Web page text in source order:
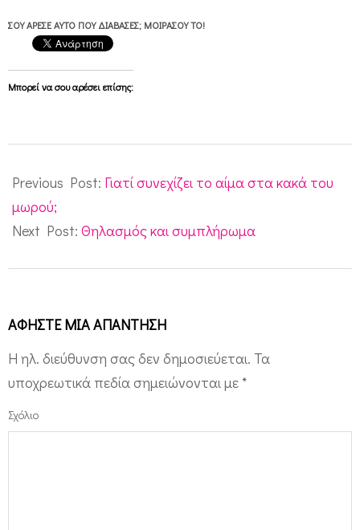
ΣΟΥ ΆΡΕΣΕ ΑΥΤΌ ΠΟΥ ΔΙΆΒΑΣΕΣ; ΜΟΙΡΆΣΟΥ ΤΟ!
Μπορεί να σου αρέσει επίσης:
11-
25
Previous Post: Γιατί συνεχίζει το αίμα στα κακά του
μωρού;
Next Post: Θηλασμός και συμπλήρωμα
ΑΦΉΣΤΕ ΜΙΑ ΑΠΆΝΤΗΣΗ
Η ηλ. διεύθυνση σας δεν δημοσιεύεται. Τα
υποχρεωτικά πεδία σημειώνονται με *
Σχόλιο